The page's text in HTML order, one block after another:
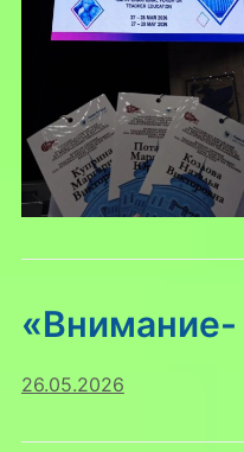
«Внимание-
26.05.2026